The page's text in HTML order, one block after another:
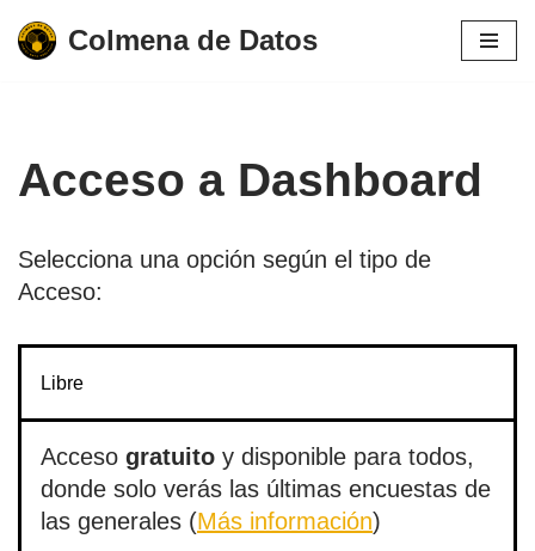
Saltar
Colmena de Datos
Acceso a Dashboard
Selecciona una opción según el tipo de
Acceso:
Libre
Acceso gratuito y disponible para todos,
donde solo verás las últimas encuestas de
las generales (Más información)